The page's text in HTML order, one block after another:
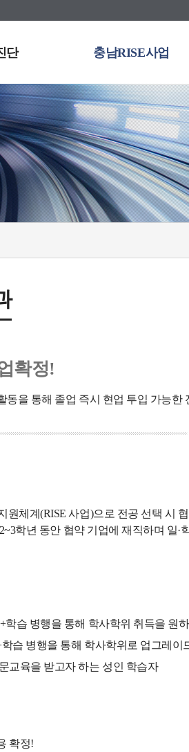
단 충남RISE사업
확정!
동을 통해 졸업 즉시 현업 투입 가능한
원체계(RISE 사업)으로 전공 선택 시
학년 동안 협약 기업에 재직하며 일
학습 병행을 통해 학사학위 취득을 원
습 병행을 통해 학사학위로 업그레이
교육을 받고자 하는 성인 학습자
확정!